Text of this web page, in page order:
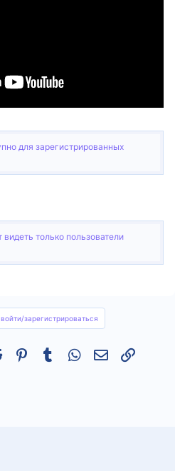
для зарегистрированных
только пользователи
зарегистрироваться
Reddit Pinterest
Tumblr WhatsAppСсылка